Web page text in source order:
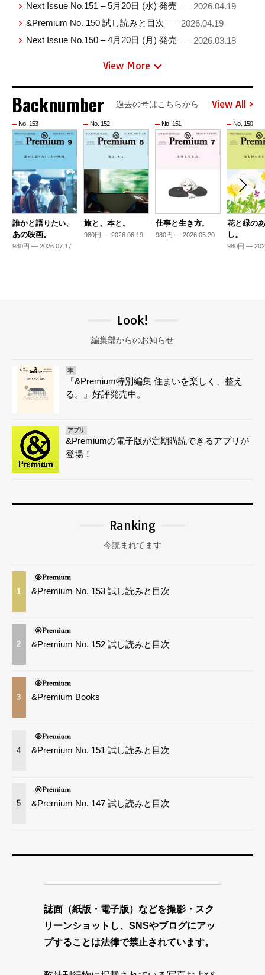
Next Issue No.151 – 5月20日 (水) 発売 — 2026.04.19
&Premium No. 150 試し読みと目次 — 2026.04.19
Next Issue No.150 – 4月20日 (月) 発売 — 2026.03.18
View More
Backnumber 過去の号はこちらから View All
No. 153
誰かと語りたい、
あの映画。
980円 — 2026.07.17
No. 152
旅と、本と。
980円 — 2026.06.19
No. 151
仕事と生き方。
980円 — 2026.05.20
No. 150
花と緑の
し。
980円 —
Look!
編集部からのお知らせ
本
『&Premium特別編集 住まいを楽しく、整え
る。』好評発売中。
アプリ
&Premiumの電子版が定期購読できるアプリが
登場！
Ranking
今読まれてます
1 &Premium No. 153 試し読みと目次
2 &Premium No. 152 試し読みと目次
3 &Premium Books
4 &Premium No. 151 試し読みと目次
5 &Premium No. 147 試し読みと目次
誌面（紙版・電子版）などを撮影・スク
リーンショットし、SNSやブログにアッ
プすることは法律で禁止されています。